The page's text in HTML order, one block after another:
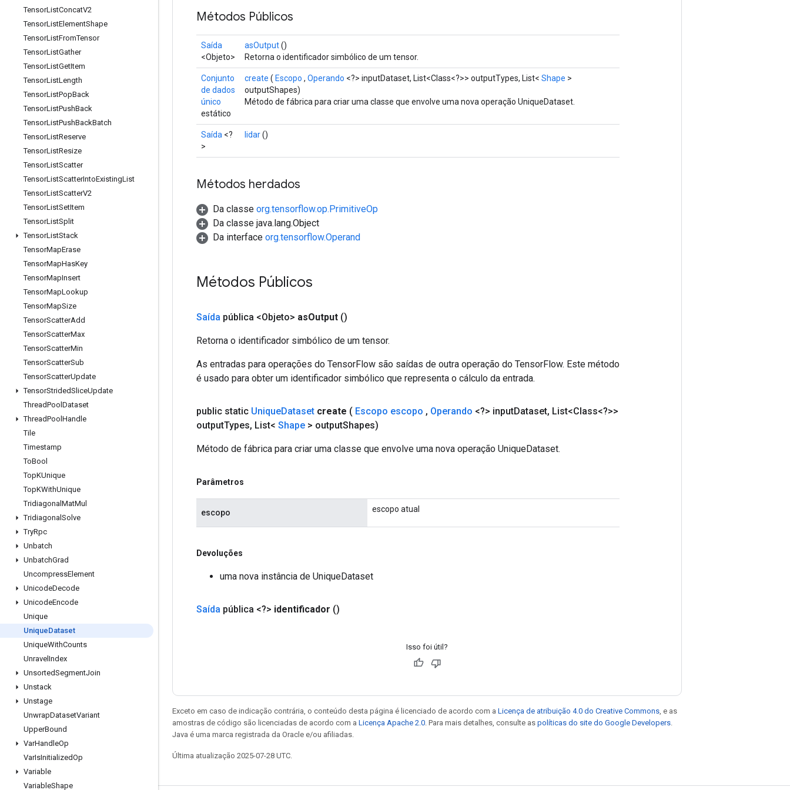
TensorListConcatV2
TensorListElementShape
TensorListFromTensor
TensorListGather
TensorListGetItem
TensorListLength
TensorListPopBack
TensorListPushBack
TensorListPushBackBatch
TensorListReserve
TensorListResize
TensorListScatter
TensorListScatterIntoExistingList
TensorListScatterV2
TensorListSetItem
TensorListSplit
TensorListStack
TensorMapErase
TensorMapHasKey
TensorMapInsert
TensorMapLookup
TensorMapSize
TensorScatterAdd
TensorScatterMax
TensorScatterMin
TensorScatterSub
TensorScatterUpdate
TensorStridedSliceUpdate
ThreadPool Dataset
ThreadPool Handle
Tile
Timestamp
ToBool
TopKUnique
TopKWithUnique
Tridiagonal MatMul
Tridiagonal Solve
TryRpc
Unbatch
UnbatchGrad
UncompressElement
UnicodeDecode
UnicodeEncode
Unique
UniqueDataset
UniqueWithCounts
Unravel Index
UnsortedSegmentJoin
Unstack
Unstage
UnwrapDatasetVariant
UpperBound
VarHandleOp
VarIsInitializedOp
Variable
VariableShape
Métodos Públicos
Saída
<Objeto>
asOutput()
Retorna o identificador simbólico de um tensor.
Conjunto
de dados
único
estático
create ( Escopo , Operando <?> inputDataset, List<Class<?>> outputTypes, List< Shape >
outputShapes)
Método de fábrica para criar uma classe que envolve uma nova operação UniqueDataset.
Saída <?
>
lidar()
Métodos herdados
Da classe org.tensorflow.op.PrimitiveOp
Da classe java.lang.Object
Da interface org.tensorflow.Operand
Métodos Públicos
Saída pública <Objeto> asOutput ()
Retorna o identificador simbólico de um tensor.
As entradas para operações do TensorFlow são saídas de outra operação do TensorFlow. Este método
é usado para obter um identificador simbólico que representa o cálculo da entrada.
public static UniqueDataset create ( Escopo escopo , Operando <?> inputDataset, List<Class<?>>
outputTypes, List< Shape > outputShapes)
Método de fábrica para criar uma classe que envolve uma nova operação UniqueDataset.
Parâmetros
escopo escopo atual
Devoluções
uma nova instância de UniqueDataset
Saída pública <?> identificador ()
Isso foi útil?
Exceto em caso de indicação contrária, o conteúdo desta página é licenciado de acordo com a Licença de atribuição 4.0 do Creative Commons , e as
amostras de código são licenciadas de acordo com a Licença Apache 2.0 . Para mais detalhes, consulte as políticas do site do Google Developers
Java é uma marca registrada da Oracle e/ou afiliadas.
Última atualização 2025-07-28 UTC.